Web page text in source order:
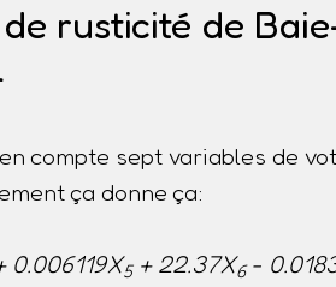
rusticité de
compte sept variables de
ça donne ça:
0.006119X5+ 22.37X6-